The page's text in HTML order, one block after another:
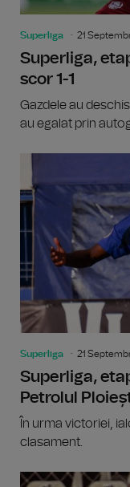
Superliga 21
Superliga,
scor 1-1
Gazdele au
au egalat prin
Superliga 21
Superliga,
Petrolul
În urma victoriei,
clasament.